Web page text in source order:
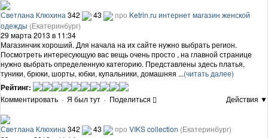
Светлана Клюхина 342 43 про Ketrin.ru интернет магазин женской
одежды (Екатеринбург)
29 марта 2013 в 11:34
Магазинчик хороший. Для начала на их сайте нужно выбрать регион.
Посмотреть интересующую вас вещь очень просто , на главной странице
нужно выбрать определенную категорию. Представлены здесь платья,
туники, брюки, шорты, юбки, купальники, домашняя ...(читать далее)
Рейтинг:
Комментировать · Я был тут · Поделиться Действия ▼
Светлана Клюхина 342 43 про VIKS collection (Екатеринбург)